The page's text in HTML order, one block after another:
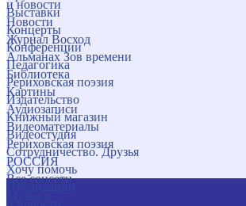
и новости
Новости
Журнал Восход
Альманах Зов времени
Библиотека
Картины
Аудиозаписи
Видеоматериалы
Рериховская поэзия
РОССИЯ
Все соцсети
Выставки
Концерты
Конференции
Педагогика
Рериховская поэзия
Издательство
Книжный магазин
Видеостудия
Сотрудничество. Друзья
Хочу помочь